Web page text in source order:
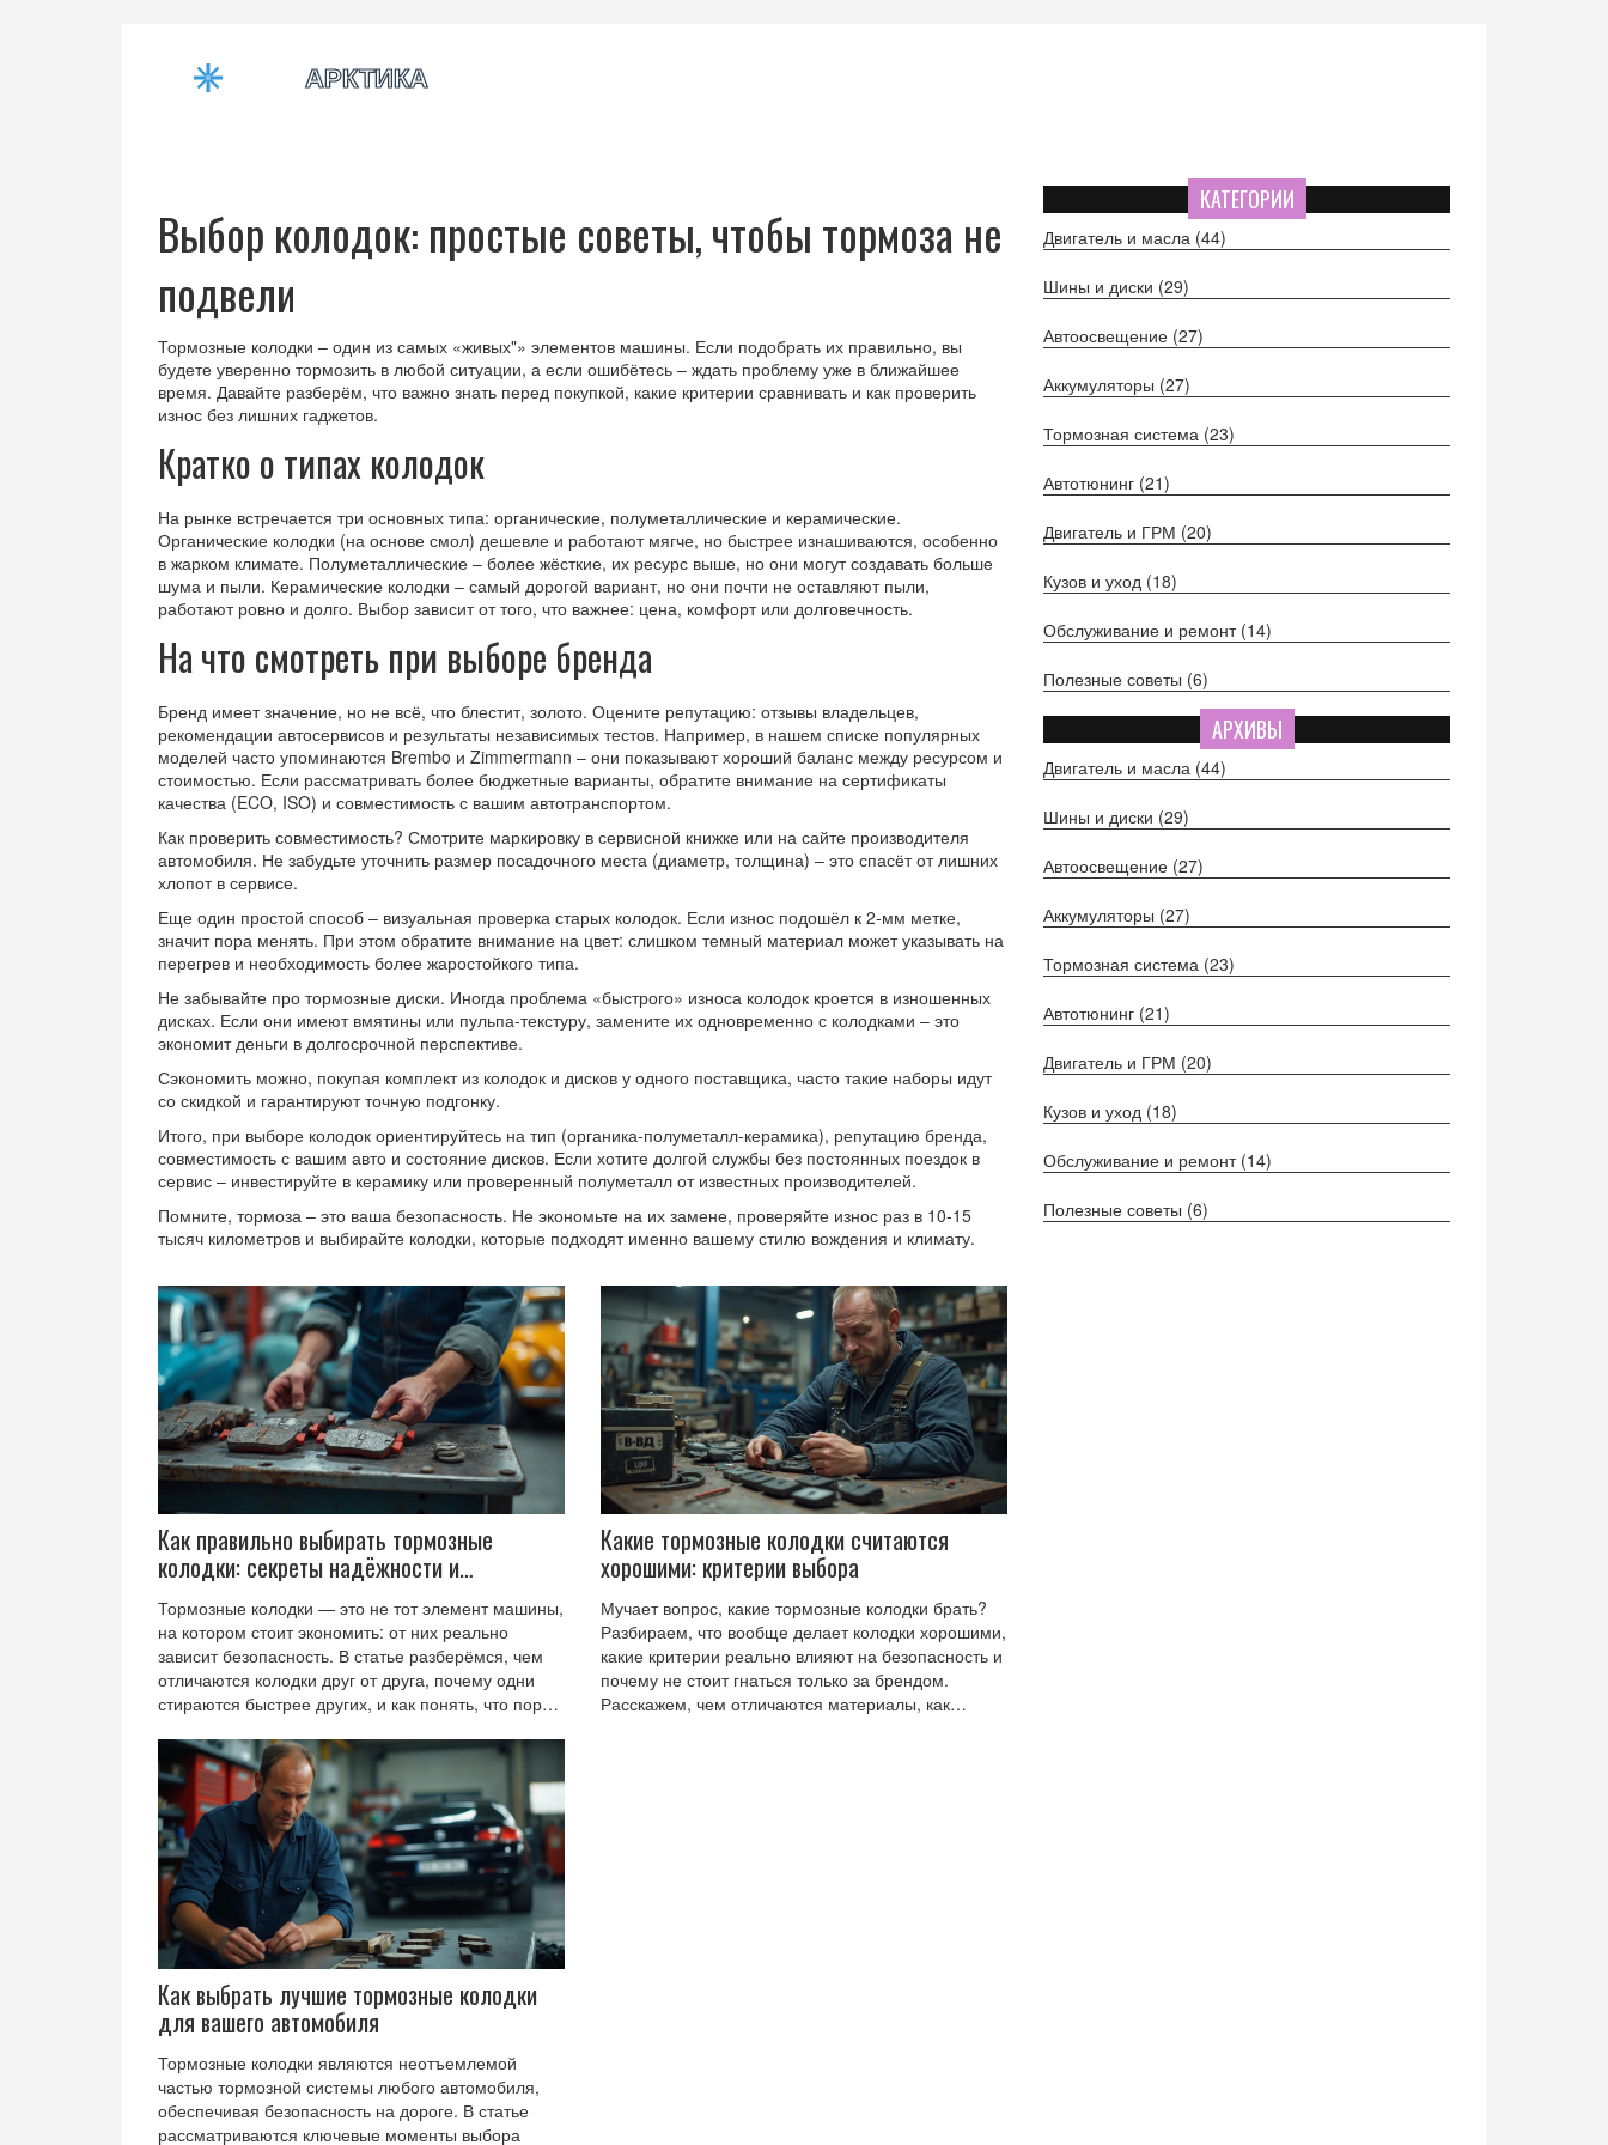
Выбор колодок: простые советы, чтобы тормоза не
подвели
Тормозные колодки – один из самых «живых"» элементов машины. Если подобрать их правильно, вы
будете уверенно тормозить в любой ситуации, а если ошибётесь – ждать проблему уже в ближайшее
время. Давайте разберём, что важно знать перед покупкой, какие критерии сравнивать и как проверить
износ без лишних гаджетов.
Кратко о типах колодок
На рынке встречается три основных типа: органические, полуметаллические и керамические.
Органические колодки (на основе смол) дешевле и работают мягче, но быстрее изнашиваются, особенно
в жарком климате. Полуметаллические – более жёсткие, их ресурс выше, но они могут создавать больше
шума и пыли. Керамические колодки – самый дорогой вариант, но они почти не оставляют пыли,
работают ровно и долго. Выбор зависит от того, что важнее: цена, комфорт или долговечность.
На что смотреть при выборе бренда
Бренд имеет значение, но не всё, что блестит, золото. Оцените репутацию: отзывы владельцев,
рекомендации автосервисов и результаты независимых тестов. Например, в нашем списке популярных
моделей часто упоминаются Brembo и Zimmermann – они показывают хороший баланс между ресурсом и
стоимостью. Если рассматривать более бюджетные варианты, обратите внимание на сертификаты
качества (ECO, ISO) и совместимость с вашим автотранспортом.
Как проверить совместимость? Смотрите маркировку в сервисной книжке или на сайте производителя
автомобиля. Не забудьте уточнить размер посадочного места (диаметр, толщина) – это спасёт от лишних
хлопот в сервисе.
Еще один простой способ – визуальная проверка старых колодок. Если износ подошёл к 2‑мм метке,
значит пора менять. При этом обратите внимание на цвет: слишком темный материал может указывать на
перегрев и необходимость более жаростойкого типа.
Не забывайте про тормозные диски. Иногда проблема «быстрого» износа колодок кроется в изношенных
дисках. Если они имеют вмятины или пульпа‑текстуру, замените их одновременно с колодками – это
экономит деньги в долгосрочной перспективе.
Сэкономить можно, покупая комплект из колодок и дисков у одного поставщика, часто такие наборы идут
со скидкой и гарантируют точную подгонку.
Итого, при выборе колодок ориентируйтесь на тип (органика‑полуметалл‑керамика), репутацию бренда,
совместимость с вашим авто и состояние дисков. Если хотите долгой службы без постоянных поездок в
сервис – инвестируйте в керамику или проверенный полуметалл от известных производителей.
Помните, тормоза – это ваша безопасность. Не экономьте на их замене, проверяйте износ раз в 10‑15
тысяч километров и выбирайте колодки, которые подходят именно вашему стилю вождения и климату.
Как правильно выбирать тормозные
колодки: секреты надёжности и
безопасности
Тормозные колодки — это не тот элемент машины,
на котором стоит экономить: от них реально
зависит безопасность. В статье разберёмся, чем
отличаются колодки друг от друга, почему одни
стираются быстрее других, и как понять, что пора
оригинальными и дешевыми аналогами. Раздадим
пару советов, как не попасться на подделку. А ещё
расскажем, на что ещё важно смотреть, кроме
цены и бренда.
Какие тормозные колодки считаются
хорошими: критерии выбора
Мучает вопрос, какие тормозные колодки брать?
Разбираем, что вообще делает колодки хорошими,
какие критерии реально влияют на безопасность и
почему не стоит гнаться только за брендом.
Расскажем, чем отличаются материалы, как
Как выбрать лучшие тормозные колодки
для вашего автомобиля
Тормозные колодки являются неотъемлемой
частью тормозной системы любого автомобиля,
обеспечивая безопасность на дороге. В статье
рассматриваются ключевые моменты выбора
КАТЕГОРИИ
Двигатель и масла (44)
Шины и диски (29)
Автоосвещение (27)
Аккумуляторы (27)
Тормозная система (23)
Автотюнинг (21)
Двигатель и ГРМ (20)
Кузов и уход (18)
Обслуживание и ремонт (14)
Полезные советы (6)
АРХИВЫ
Двигатель и масла (44)
Шины и диски (29)
Автоосвещение (27)
Аккумуляторы (27)
Тормозная система (23)
Автотюнинг (21)
Двигатель и ГРМ (20)
Кузов и уход (18)
Обслуживание и ремонт (14)
Полезные советы (6)